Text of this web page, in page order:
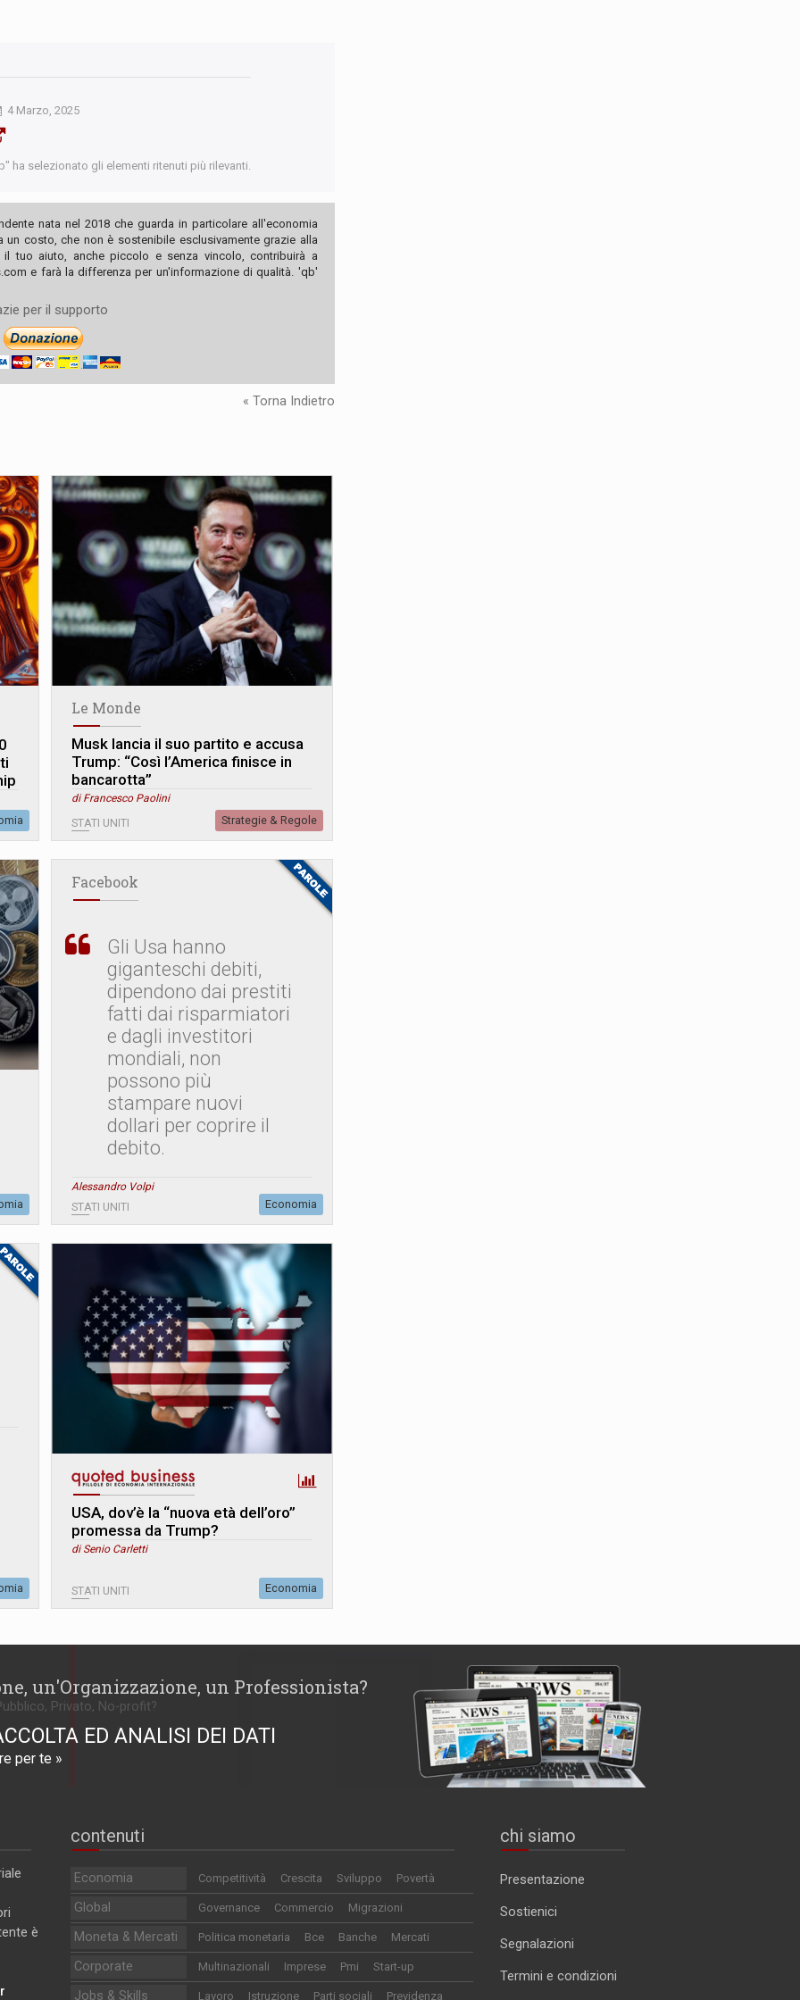
4 Marzo, 2025
ha selezionato gli elementi ritenuti più rilevanti.
nata nel 2018 che guarda in particolare all'economia
un costo, che non è sostenibile esclusivamente grazie alla
tuo aiuto, anche piccolo e senza vincolo, contribuirà a
e farà la differenza per un'informazione di qualità. 'qb'
per il supporto
« Torna Indietro
Le Monde
Musk lancia il suo partito e accusa
Trump: “Così l’America finisce in
bancarotta”
di Francesco Paolini
STATI UNITI Strategie & Regole
Facebook
Gli Usa hanno
giganteschi debiti,
dipendono dai prestiti
fatti dai risparmiatori
e dagli investitori
mondiali, non
possono più
stampare nuovi
dollari per coprire il
debito.
Alessandro Volpi
STATI UNITI Economia
USA, dov’è la “nuova età dell’oro”
promessa da Trump?
di Senio Carletti
STATI UNITI Economia
un'Organizzazione, un Professionista?
Privato, No-profit?
ED ANALISI DEI DATI
per te »
è
contenuti
Economia Competitività Crescita Sviluppo Povertà
Global Governance Commercio Migrazioni
Moneta & Mercati Politica monetaria Bce Banche Mercati
Corporate Multinazionali Imprese Pmi Start-up
Jobs & Skills Lavoro Istruzione Parti sociali Previdenza
chi siamo
Presentazione
Sostienici
Segnalazioni
Termini e condizioni